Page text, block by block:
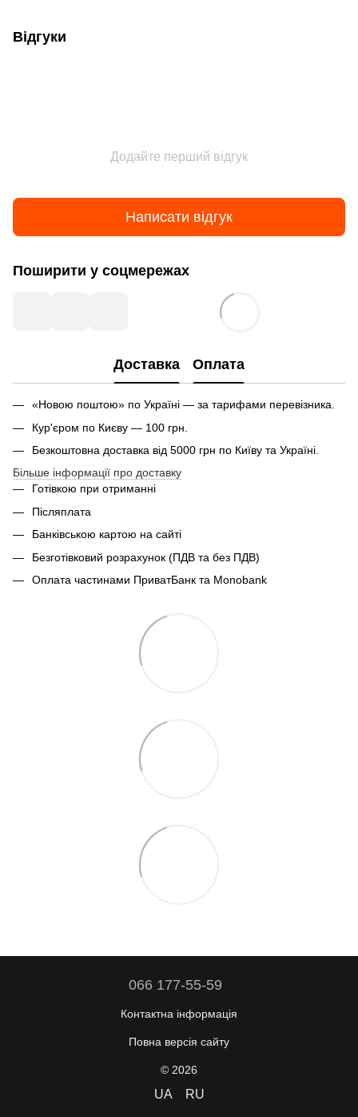
Відгуки
Додайте перший відгук
Написати відгук
Поширити у соцмережах
Доставка Оплата
«Новою поштою» по Україні — за тарифами перевізника.
Кур'єром по Києву — 100 грн.
Безкоштовна доставка від 5000 грн по Київу та Україні.
Більше інформації про доставку
Готівкою при отриманні
Післяплата
Банківською картою на сайті
Безготівковий розрахунок (ПДВ та без ПДВ)
Оплата частинами ПриватБанк та Monobank
066 177-55-59
Контактна інформація
Повна версія сайту
© 2026
UA RU